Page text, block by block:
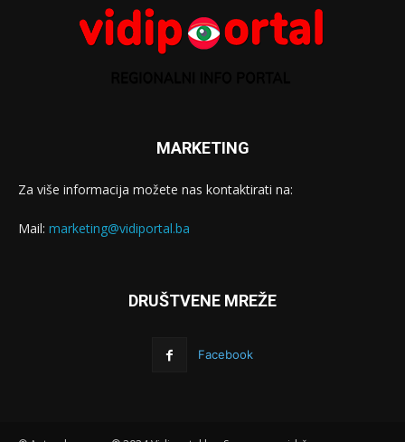
MARKETING
Za više informacija možete nas kontaktirati na:
Mail: marketing@vidiportal.ba
DRUŠTVENE MREŽE
Facebook